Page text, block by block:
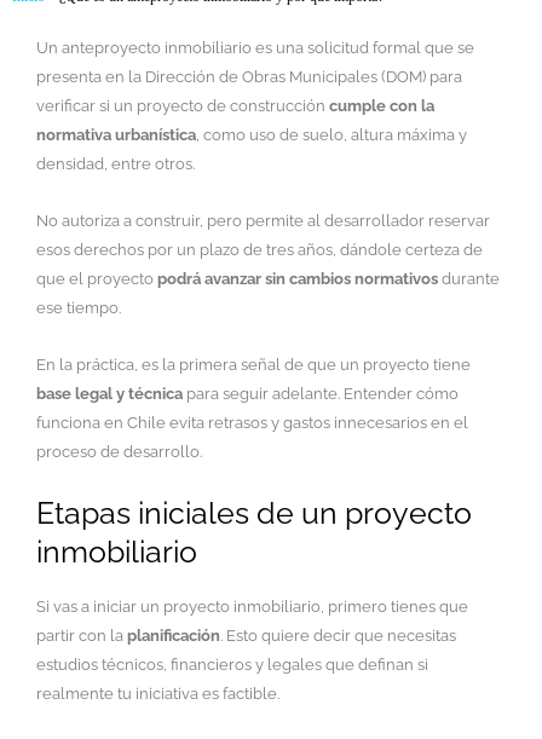
Un anteproyecto inmobiliario es una solicitud formal que se
presenta en la Dirección de Obras Municipales (DOM) para
verificar si un proyecto de construcción cumple con la
normativa urbanística, como uso de suelo, altura máxima y
densidad, entre otros.
No autoriza a construir, pero permite al desarrollador reservar
esos derechos por un plazo de tres años, dándole certeza de
que el proyecto podrá avanzar sin cambios normativos durante
ese tiempo.
En la práctica, es la primera señal de que un proyecto tiene
base legal y técnica para seguir adelante. Entender cómo
funciona en Chile evita retrasos y gastos innecesarios en el
proceso de desarrollo.
Etapas iniciales de un proyecto
inmobiliario
Si vas a iniciar un proyecto inmobiliario, primero tienes que
partir con la planificación . Esto quiere decir que necesitas
estudios técnicos, financieros y legales que definan si
realmente tu iniciativa es factible.